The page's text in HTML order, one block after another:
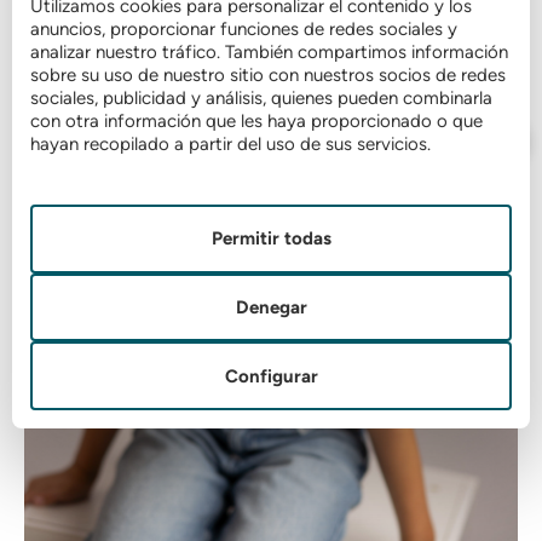
Utilizamos cookies para personalizar el contenido y los
anuncios, proporcionar funciones de redes sociales y
analizar nuestro tráfico. También compartimos información
sobre su uso de nuestro sitio con nuestros socios de redes
sociales, publicidad y análisis, quienes pueden combinarla
con otra información que les haya proporcionado o que
hayan recopilado a partir del uso de sus servicios.
Configurar
Denegar
Permitir todas